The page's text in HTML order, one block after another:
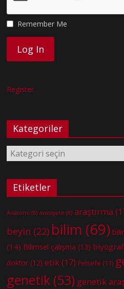
Remember Me
Register
Kategoriler
Kategoriler
Etiketler
Anatomi (8) anksiyete (8) araştırma
beyin (22) bilim (69)
(14) Bilimsel çalışma (13)
doktor (12) etik(17) Felsefe (11)
genetik (53) genetik